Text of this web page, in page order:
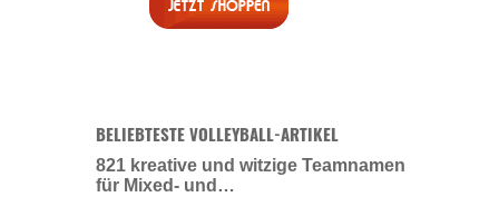
BELIEBTESTE VOLLEYBALL-ARTIKEL
821 kreative und witzige Teamnamen
für Mixed- und…